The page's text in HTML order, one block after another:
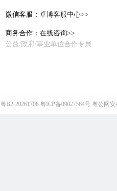
微信客服： 卓博客服中心>>
商务合作： 在线咨询>>
公益/政府/事业单位合作专属
粤B2-20261708 粤ICP备09027564号 粤公网安